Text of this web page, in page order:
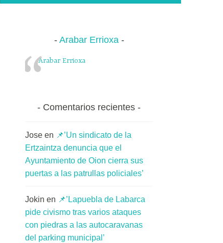
Arabar Errioxa
Arabar Errioxa
Comentarios recientes
Jose en 📌’Un sindicato de la
Ertzaintza denuncia que el
Ayuntamiento de Oion cierra sus
puertas a las patrullas policiales’
Jokin en 📌’Lapuebla de Labarca
pide civismo tras varios ataques
con piedras a las autocaravanas
del parking municipal’